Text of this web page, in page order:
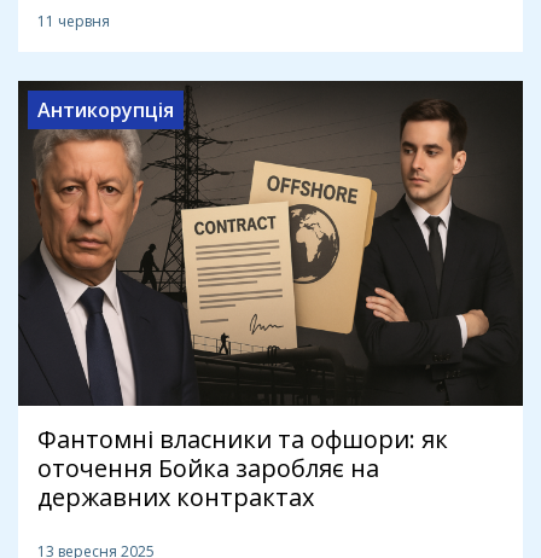
11 червня
Антикорупція
Фантомні власники та офшори: як
оточення Бойка заробляє на
державних контрактах
13 вересня 2025